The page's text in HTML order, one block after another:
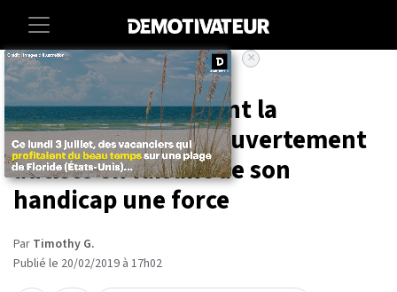
Accueil Societe
À 24 ans, elle devient la
première avocate ouvertement
autiste en faisant de son
handicap une force
Par Timothy G.
Publié le 20/02/2019 à 17h02
×